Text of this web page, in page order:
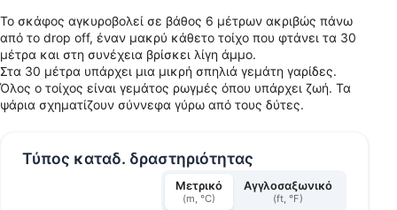
Το σκάφος αγκυροβολεί σε βάθος 6 μέτρων ακριβώς πάνω
από το drop off, έναν μακρύ κάθετο τοίχο που φτάνει τα 30
μέτρα και στη συνέχεια βρίσκει λίγη άμμο.
Στα 30 μέτρα υπάρχει μια μικρή σπηλιά γεμάτη γαρίδες.
Όλος ο τοίχος είναι γεμάτος ρωγμές όπου υπάρχει ζωή. Τα
ψάρια σχηματίζουν σύννεφα γύρω από τους δύτες.
Τύπος καταδ. δραστηριότητας
Μετρικό
(m, °C)
Αγγλοσαξωνικό
(ft, °F)